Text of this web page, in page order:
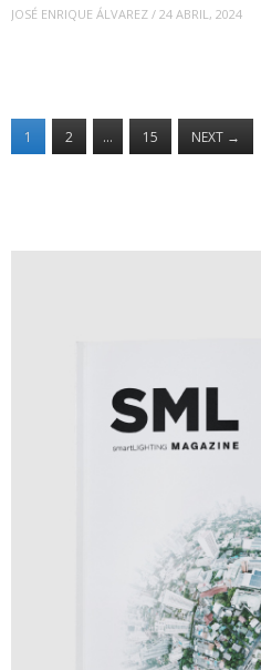
JOSÉ ENRIQUE ÁLVAREZ / 24 ABRIL, 2024
1 2 … 15 NEXT →